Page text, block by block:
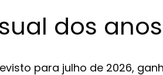
dos
para julho de 2026,